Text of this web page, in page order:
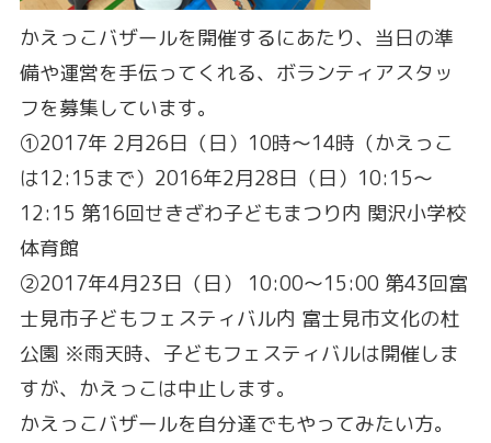
かえっこバザールを開催するにあたり、当日の準
備や運営を手伝ってくれる、ボランティアスタッ
フを募集しています。
①2017年 2月26日（日）10時～14時（かえっこ
は12:15まで）2016年2月28日（日）10:15～
12:15 第16回せきざわ子どもまつり内 関沢小学校
体育館
②2017年4月23日（日） 10:00～15:00 第43回富
士見市子どもフェスティバル内 富士見市文化の杜
公園 ※雨天時、子どもフェスティバルは開催しま
すが、かえっこは中止します。
かえっこバザールを自分達でもやってみたい方。